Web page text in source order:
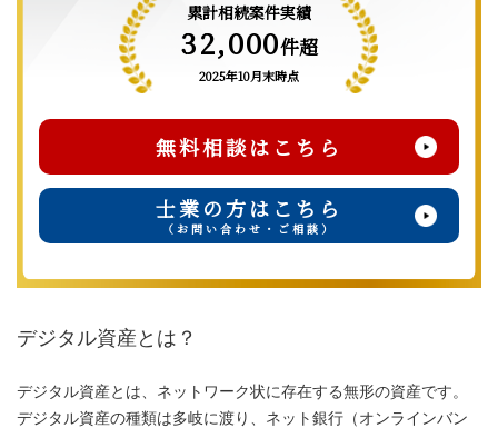
累計相続案件実績
32,000件超
2025年10月末時点
無料相談はこちら
士業の方はこちら
（お問い合わせ・ご相談）
デジタル資産とは？
デジタル資産とは、ネットワーク状に存在する無形の資産です。
デジタル資産の種類は多岐に渡り、ネット銀行（オンラインバン